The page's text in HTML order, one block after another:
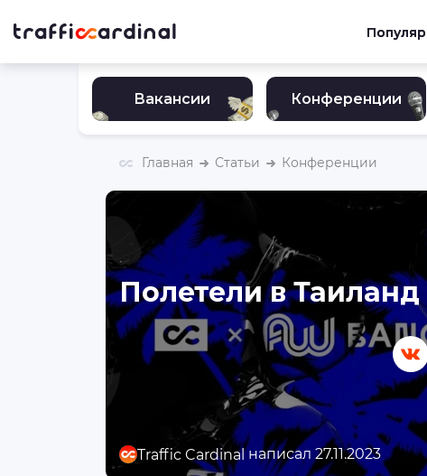
Вакансии Конференции
Главная Статьи Конференции
Полетели в
Traffic Cardinalнаписал 27.11.2023